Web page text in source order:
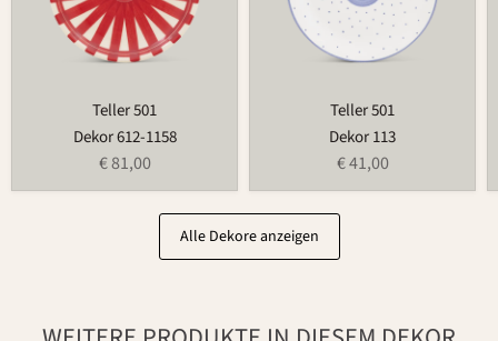
Teller 501
Dekor 612-1158
€ 81,00
Teller 501
Dekor 113
€ 41,00
Alle Dekore anzeigen